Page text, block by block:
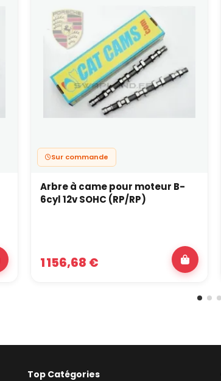
Sur commande
Arbre à came pour moteur B-
6cyl 12v SOHC (RP/RP)
1 156,68 €
Top Catégories